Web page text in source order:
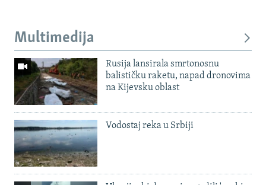
Multimedija
Rusija lansirala smrtonosnu
balističku raketu, napad dronovima
na Kijevsku oblast
Vodostaj reka u Srbiji